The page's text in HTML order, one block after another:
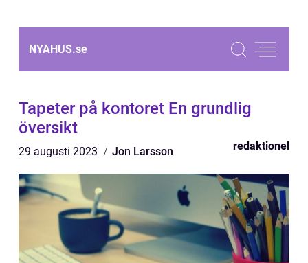
NYAHUS.se
Tapeter på kontoret En grundlig
översikt
29 augusti 2023 Jon Larsson redaktionel